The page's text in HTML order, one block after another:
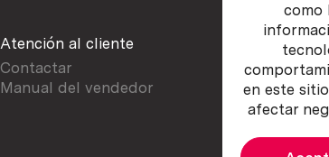
como
en este
afectar
Atención al cliente
Contactar
Manual del vendedor